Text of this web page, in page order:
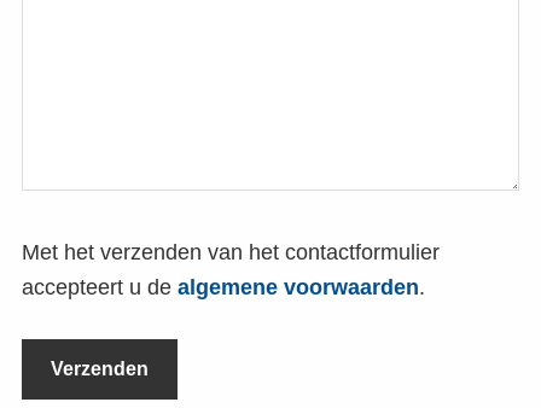
Met het verzenden van het contactformulier
accepteert u de algemene voorwaarden.